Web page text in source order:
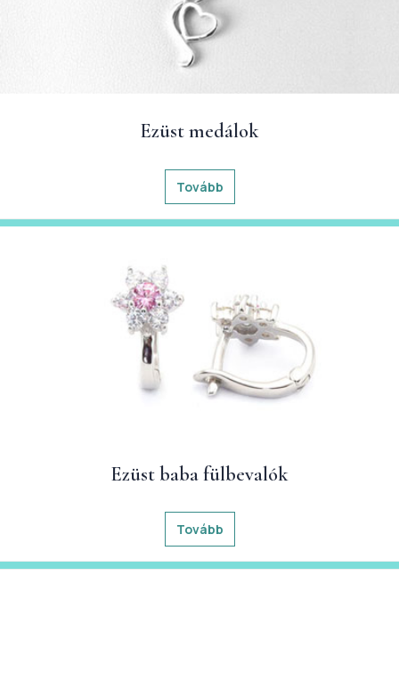
Ezüst medálok
Tovább
Ezüst baba fülbevalók
Tovább